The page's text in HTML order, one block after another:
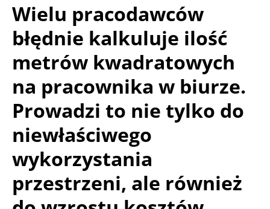
Wielu pracodawców
błędnie kalkuluje ilość
metrów kwadratowych
na pracownika w biurze.
Prowadzi to nie tylko do
niewłaściwego
wykorzystania
przestrzeni, ale również